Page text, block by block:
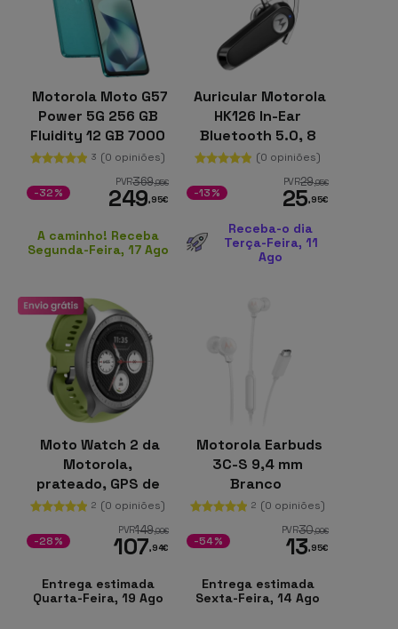
Motorola Moto G57
Power 5G 256 GB
Fluidity 12 GB 7000
mAh
3 (0 opiniões)
PVR369,95€
249,95€
-32%
A caminho! Receba
Segunda-Feira, 17 Ago
Auricular Motorola
HK126 In-Ear
Bluetooth 5.0, 8
horas, multiponto
(0 opiniões)
PVR29,95€
25,95€
-13%
Receba-o dia
Terça-Feira, 11
Ago
Moto Watch 2 da
Motorola,
prateado, GPS de
banda dupla L1/L5,
ecrã AMOLED de
1,43"
2 (0 opiniões)
PVR149,00€
107,94€
-28%
Entrega estimada
Quarta-Feira, 19 Ago
Motorola Earbuds
3C-S 9,4 mm
Branco
2 (0 opiniões)
PVR30,00€
13,95€
-54%
Entrega estimada
Sexta-Feira, 14 Ago